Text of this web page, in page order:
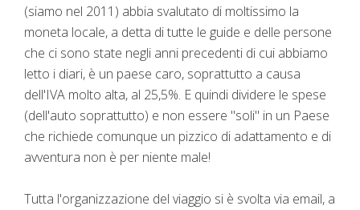
(siamo nel 2011) abbia svalutato di moltissimo la
moneta locale, a detta di tutte le guide e delle persone
che ci sono state negli anni precedenti di cui abbiamo
letto i diari, è un paese caro, soprattutto a causa
dell'IVA molto alta, al 25,5%. E quindi dividere le spese
(dell'auto soprattutto) e non essere "soli" in un Paese
che richiede comunque un pizzico di adattamento e di
avventura non è per niente male!
Tutta l'organizzazione del viaggio si è svolta via email, a